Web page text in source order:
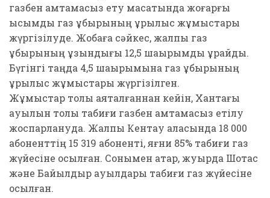
газбен қамтамасыз ету мақсатында жоғарғы
қысымды газ құбырының құрылыс жұмыстары
жүргізілуде. Жобаға сәйкес, жалпы газ
құбырының ұзындығы 12,5 шақырымды құрайды.
Бүгінгі таңда 4,5 шақырымына газ құбырының
құрылыс жұмыстары жүргізілген.
Жұмыстар толық аяқталғаннан кейін, Хантағы
ауылын толық табиғи газбен қамтамасыз етілу
жоспарлануда. Жалпы Кентау қаласында 18 000
абоненттің 15 319 абоненті, яғни 85% табиғи газ
жүйесіне қосылған. Сонымен қатар, жуырда Шоқтас
және Байылдыр ауылдары табиғи газ жүйесіне
қосылған.